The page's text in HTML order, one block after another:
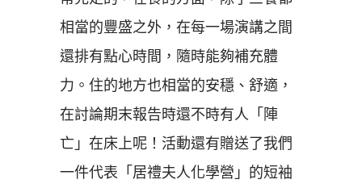
相當的豐盛之外，在每一場演講之間
還排有點心時間，隨時能夠補充體
力。住的地方也相當的安穩、舒適，
在討論期末報告時還不時有人「陣
亡」在床上呢！活動還有贈送了我們
一件代表「居禮夫人化學營」的短袖